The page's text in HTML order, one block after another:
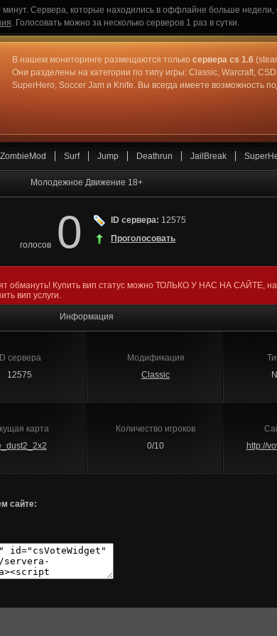
Сервера, которые находились в оффлайне больше недели,
. Голосовать можно за несколько серверов 1 раз в сутки.
В нашем мониторинге размещаются только сервера cs 1.6
Они разделены на категории по типу игры: Classic, Warcraft,
SuperHero, Soccer Jam и Knife. Вы всегда имеете возможность
ZombieMod Surf Jump Deathrun JailBreak
Молодежное Движение 18+
голосов 0 ID сервера: 12575
Проголосовать
обмануть! Купить вип статус можно ТОЛЬКО У НАС НА САЙТЕ,
вип услуги.
Информация
ID сервера
12575
Модификация
Classic
карта
Количество игроков
0/10
http://
сайте: